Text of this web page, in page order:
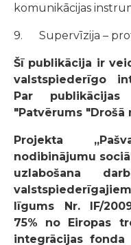
komunikācijas
9. Supervīzija –
Šī publikācija ir
valstspiederīgo
Par
"Patvērums "Drošā
Projekta
nodibinājumu
uzlabošana
līgums Nr. IF/
75% no Eiropas
integrācijas fonda